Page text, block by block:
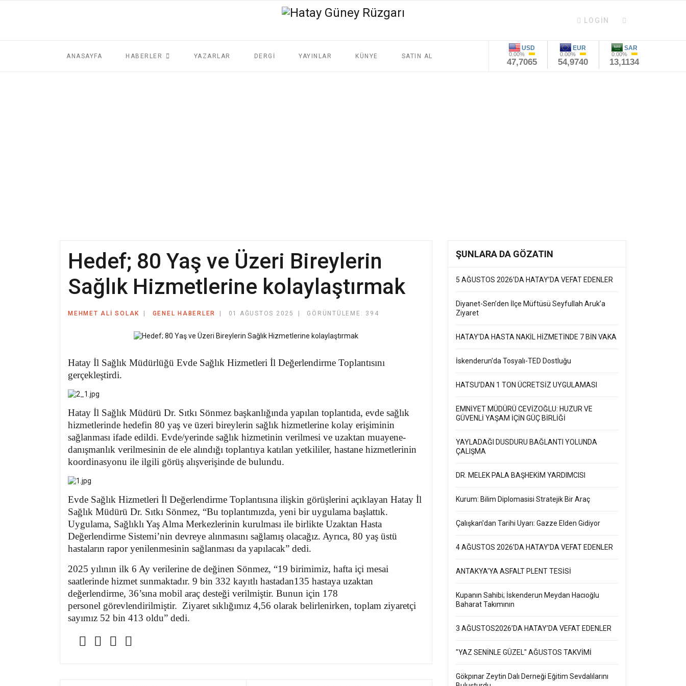
LOGIN
ANASAYFA HABERLER YAZARLAR DERGİ YAYINLAR KÜNYE SATIN AL
Hedef; 80 Yaş ve Üzeri Bireylerin
Sağlık Hizmetlerine kolaylaştırmak
MEHMET ALI SOLAK GENEL HABERLER 01 AĞUSTOS 2025 GÖRÜNTÜLEME: 394
Hatay İl Sağlık Müdürlüğü Evde Sağlık Hizmetleri İl Değerlendirme Toplantısını
gerçekleştirdi.
Hatay İl Sağlık Müdürü Dr. Sıtkı Sönmez başkanlığında yapılan toplantıda, evde sağlık
hizmetlerinde hedefin 80 yaş ve üzeri bireylerin sağlık hizmetlerine kolay erişiminin
sağlanması ifade edildi. Evde/yerinde sağlık hizmetinin verilmesi ve uzaktan muayene-
danışmanlık verilmesinin de ele alındığı toplantıya katılan yetkililer, hastane hizmetlerinin
koordinasyonu ile ilgili görüş alışverişinde de bulundu.
Evde Sağlık Hizmetleri İl Değerlendirme Toplantısına ilişkin görüşlerini açıklayan Hatay İl
Sağlık Müdürü Dr. Sıtkı Sönmez, “Bu toplantımızda, yeni bir uygulama başlattık.
Uygulama, Sağlıklı Yaş Alma Merkezlerinin kurulması ile birlikte Uzaktan Hasta
Değerlendirme Sistemi’nin devreye alınmasını sağlamış olacağız. Ayrıca, 80 yaş üstü
hastaların rapor yenilenmesinin sağlanması da yapılacak” dedi.
2025 yılının ilk 6 Ay verilerine de değinen Sönmez, “19 birimimiz, hafta içi mesai
saatlerinde hizmet sunmaktadır. 9 bin 332 kayıtlı hastadan135 hastaya uzaktan
değerlendirme, 36’sına mobil araç desteği verilmiştir. Bunun için 178
personel görevlendirilmiştir. Ziyaret sıklığımız 4,56 olarak belirlenirken, toplam ziyaretçi
sayımız 52 bin 413 oldu” dedi.
ŞUNLARA DA GÖZATIN
5 AĞUSTOS 2026’DA HATAY’DA VEFAT EDENLER
Diyanet-Sen’den İlçe Müftüsü Seyfullah Aruk’a
Ziyaret
HATAY'DA HASTA NAKİL HİZMETİNDE 7 BİN VAKA
İskenderun'da Tosyalı-TED Dostluğu
HATSU’DAN 1 TON ÜCRETSİZ UYGULAMASI
EMNİYET MÜDÜRÜ CEVİZOĞLU: HUZUR VE
GÜVENLİ YAŞAM İÇİN GÜÇ BİRLİĞİ
YAYLADAĞI DUSDURU BAĞLANTI YOLUNDA
ÇALIŞMA
DR. MELEK PALA BAŞHEKİM YARDIMCISI
Kurum: Bilim Diplomasisi Stratejik Bir Araç
Çalışkan'dan Tarihi Uyarı: Gazze Elden Gidiyor
4 AĞUSTOS 2026’DA HATAY’DA VEFAT EDENLER
ANTAKYA'YA ASFALT PLENT TESİSİ
Kupanın Sahibi; İskenderun Meydan Hacıoğlu
Baharat Takımının
3 AĞUSTOS2026’DA HATAY’DA VEFAT EDENLER
"YAZ SENİNLE GÜZEL" AĞUSTOS TAKVİMİ
Gökpınar Zeytin Dalı Derneği Eğitim Sevdalılarını